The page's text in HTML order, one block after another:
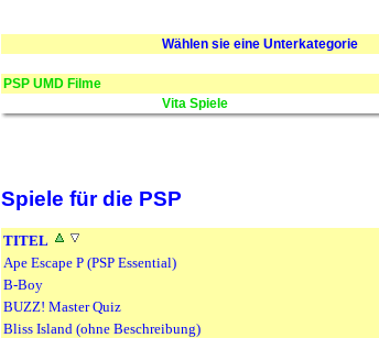
Wählen sie eine Unterkategorie
PSP UMD Filme
Vita Spiele
Spiele für die PSP
TITEL
Ape Escape P (PSP Essential)
B-Boy
BUZZ! Master Quiz
Bliss Island (ohne Beschreibung)